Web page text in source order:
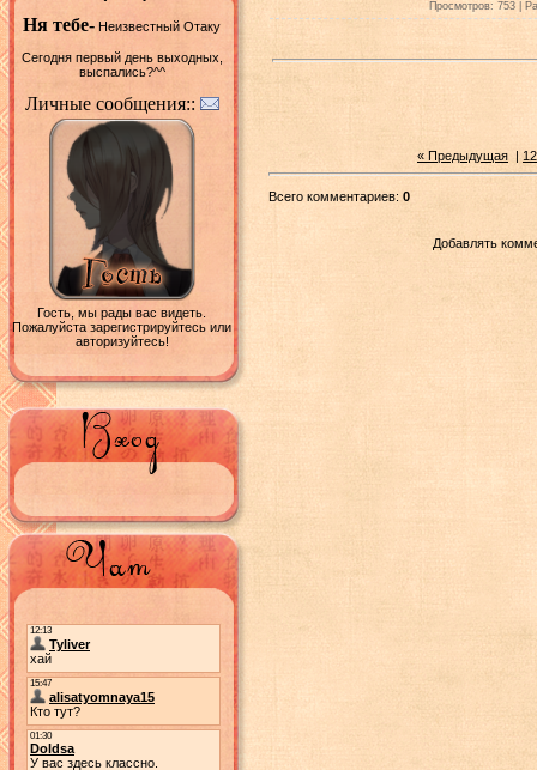
Ня тебе- Неизвестный Отаку
Сегодня первый день выходных,
выспались?^^
Личные сообщения::
Гость, мы рады вас видеть.
Пожалуйста зарегистрируйтесь или
авторизуйтесь!
Просмотров: 753 |
« Предыдущая |
Всего комментариев: 0
Добавлять